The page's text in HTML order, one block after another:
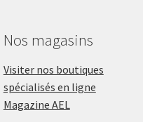
Nos magasins
Visiter nos boutiques
spécialisés en ligne
Magazine AEL